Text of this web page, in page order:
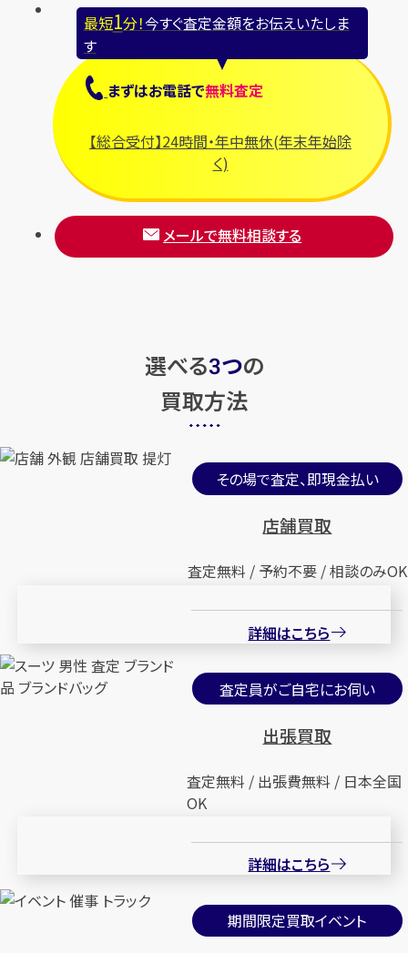
最短1分！今すぐ査定金額をお伝えいたしま
す
まずはお電話で無料査定
【総合受付】24時間・年中無休(年末年始除
く)
メールで無料相談する
選べる3つの
買取方法
その場で査定、即現金払い
店舗買取
査定無料 / 予約不要 / 相談のみOK
詳細はこちら
査定員がご自宅にお伺い
出張買取
査定無料 / 出張費無料 / 日本全国
OK
詳細はこちら
期間限定買取イベント